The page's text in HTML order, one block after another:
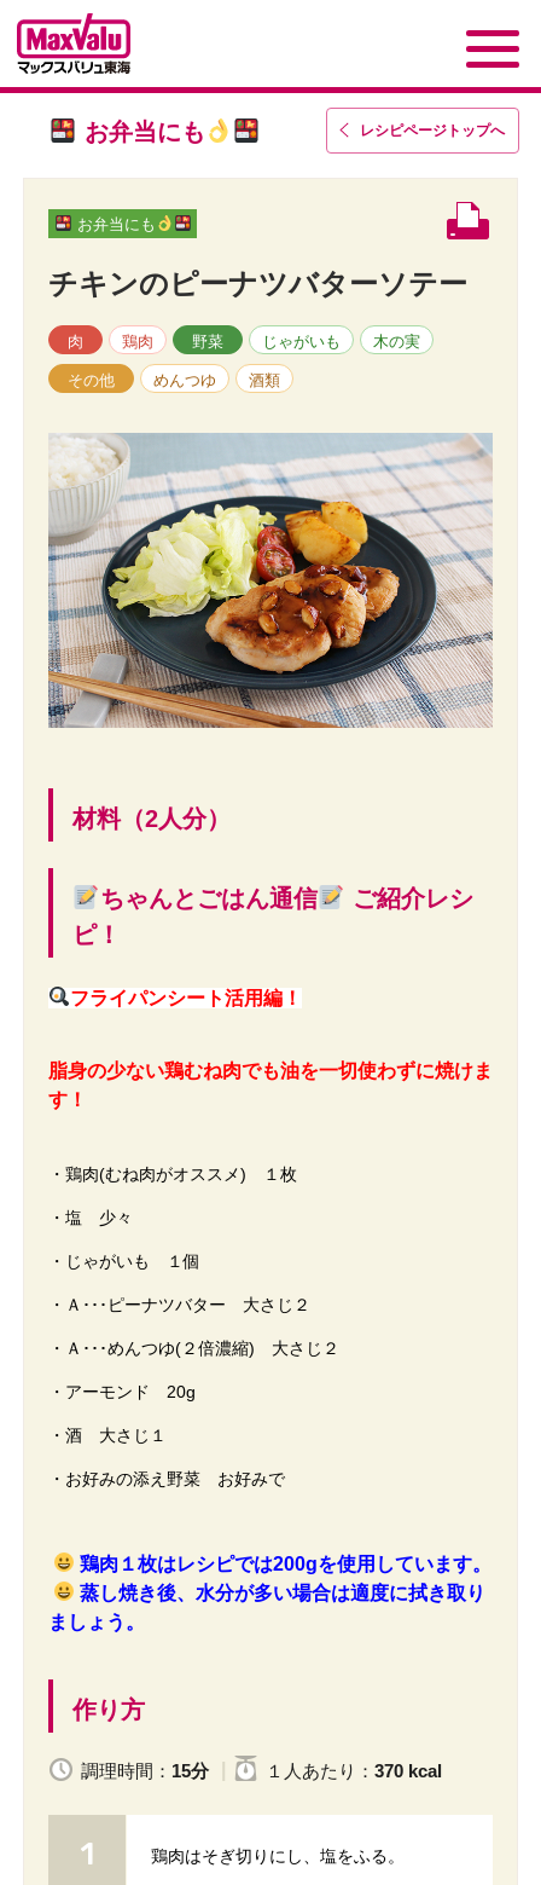
レシピページトップへ
お弁当にも
お弁当にも
チキンのピーナツバターソテー
肉 鶏肉 野菜 じゃがいも 木の実
その他 めんつゆ 酒類
材料（2人分）
ちゃんとごはん通信
ご紹介レシ
ピ！
フライパンシート活用編！
脂身の少ない鶏むね肉でも油を一切使わずに焼けま
す！
・鶏肉(むね肉がオススメ) １枚
・塩 少々
・じゃがいも １個
・Ａ･･･ピーナツバター 大さじ２
・Ａ･･･めんつゆ(２倍濃縮) 大さじ２
・アーモンド 20g
・酒 大さじ１
・お好みの添え野菜 お好みで
鶏肉１枚はレシピでは200gを使用しています。
蒸し焼き後、水分が多い場合は適度に拭き取り
ましょう。
作り方
調理時間： 15分 １人 あたり ： 370 kcal
鶏肉はそぎ切りにし、塩をふる。